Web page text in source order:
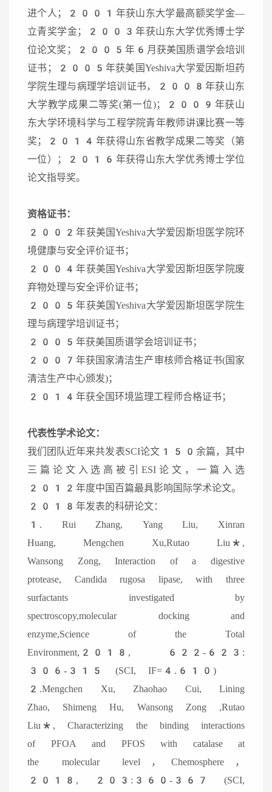
进个人；2001年获山东大学最高额奖学金—
立青奖学金；2003年获山东大学优秀博士学
位论文奖；2005年6月获美国质谱学会培训
证书；2005年获美国Yeshiva大学爱因斯坦药
学院生理与病理学培训证书，2008年获山东
大学教学成果二等奖(第一位)；2009年获山
东大学环境科学与工程学院青年教师讲课比赛一等
奖；2014年获得山东省教学成果二等奖（第
一位）；2016年获得山东大学优秀博士学位
论文指导奖。
资格证书：
2002年获美国Yeshiva大学爱因斯坦医学院环
境健康与安全评价证书；
2004年获美国Yeshiva大学爱因斯坦医学院废
弃物处理与安全评价证书；
2005年获美国Yeshiva大学爱因斯坦医学院生
理与病理学培训证书；
2005年获美国质谱学会培训证书；
2007年获国家清洁生产审核师合格证书(国家
清洁生产中心颁发)；
2014年获全国环境监理工程师合格证书；
代表性学术论文：
我们团队近年来共发表SCI论文150余篇，其中
三篇论文入选高被引ESI论文，一篇入选
2012年度中国百篇最具影响国际学术论文。
2018年发表的科研论文：
1. Rui Zhang, Yang Liu, Xinran
Huang, Mengchen Xu,Rutao Liu*,
Wansong Zong, Interaction of a digestive
protease, Candida rugosa lipase, with three
surfactants investigated by
spectroscopy,molecular docking and
enzyme,Science of the Total
Environment,2018, 622-623:
306-315 (SCI, IF=4.610)
2.Mengchen Xu, Zhaohao Cui, Lining
Zhao, Shimeng Hu, Wansong Zong ,Rutao
Liu*, Characterizing the binding interactions
of PFOA and PFOS with catalase at
the molecular level，Chemosphere，
2018, 203:360-367 (SCI,